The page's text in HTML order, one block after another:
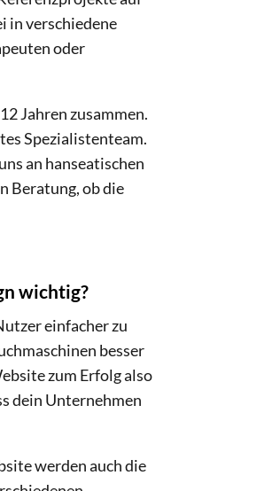
in verschiedene
oder
Jahren zusammen.
Spezialistenteam.
an hanseatischen
Beratung, ob die
wichtig?
einfacher zu
besser
zum Erfolg also
dein Unternehmen
werden auch die